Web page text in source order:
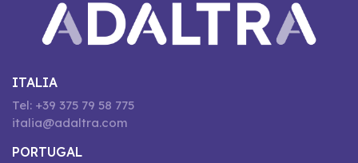
ITALIA
Tel: +39 375 79 58 775
italia@adaltra.com
PORTUGAL